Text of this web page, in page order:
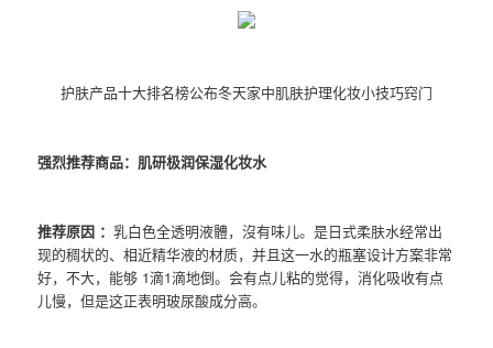
护肤产品十大排名榜公布冬天家中肌肤护理化妆小技巧窍门
强烈推荐商品：肌研极润保湿化妆水
推荐原因 ：乳白色全透明液體，沒有味儿。是日式柔肤水经常出
现的稠状的、相近精华液的材质，并且这一水的瓶塞设计方案非常
好，不大，能够 1滴1滴地倒。会有点儿粘的觉得，消化吸收有点
儿慢，但是这正表明玻尿酸成分高。